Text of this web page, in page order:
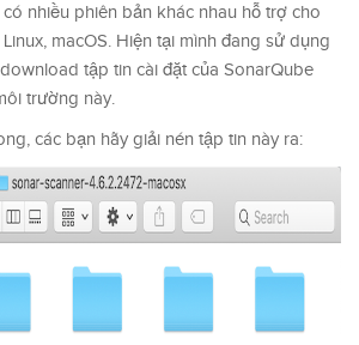
nhiều phiên bản khác nhau hỗ trợ cho
macOS. Hiện tại mình đang sử dụng
tập tin cài đặt của SonarQube
trường này.
các bạn hãy giải nén tập tin này ra: